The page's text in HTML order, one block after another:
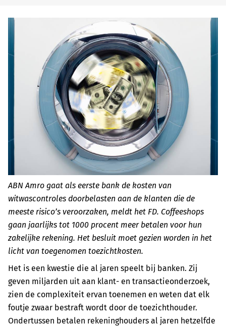
ABN Amro gaat als eerste bank de kosten van
witwascontroles doorbelasten aan de klanten die de
meeste risico’s veroorzaken, meldt het FD. Coffeeshops
gaan jaarlijks tot 1000 procent meer betalen voor hun
zakelijke rekening. Het besluit moet gezien worden in het
licht van toegenomen toezichtkosten.
Het is een kwestie die al jaren speelt bij banken. Zij
geven miljarden uit aan klant- en transactieonderzoek,
zien de complexiteit ervan toenemen en weten dat elk
foutje zwaar bestraft wordt door de toezichthouder.
Ondertussen betalen rekeninghouders al jaren hetzelfde